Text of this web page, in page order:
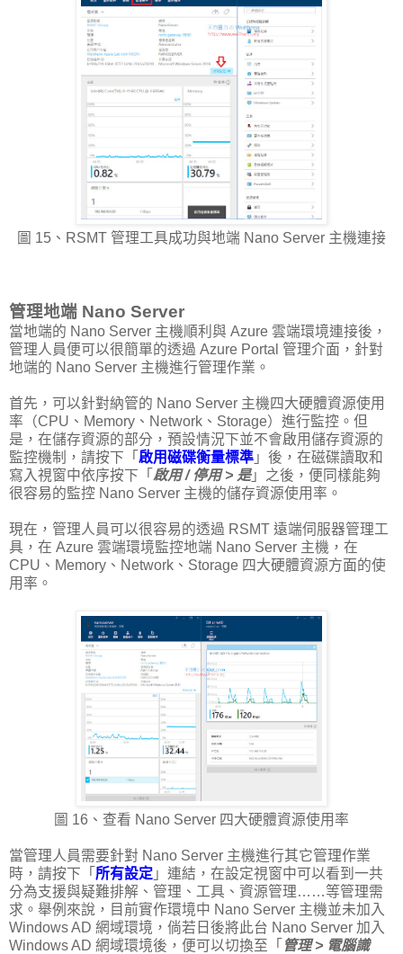
圖 15、RSMT 管理工具成功與地端 Nano Server 主機連接
管理地端 Nano Server
當地端的 Nano Server 主機順利與 Azure 雲端環境連接後，
管理人員便可以很簡單的透過 Azure Portal 管理介面，針對
地端的 Nano Server 主機進行管理作業。
首先，可以針對納管的 Nano Server 主機四大硬體資源使用
率（CPU、Memory、Network、Storage）進行監控。但
是，在儲存資源的部分，預設情況下並不會啟用儲存資源的
監控機制，請按下「 啟用磁碟衡量標準 」後，在磁碟讀取和
寫入視窗中依序按下「 啟用 / 停用 > 是」之後，便同樣能夠
很容易的監控 Nano Server 主機的儲存資源使用率。
現在，管理人員可以很容易的透過 RSMT 遠端伺服器管理工
具，在 Azure 雲端環境監控地端 Nano Server 主機，在
CPU、Memory、Network、Storage 四大硬體資源方面的使
用率。
圖 16、查看 Nano Server 四大硬體資源使用率
當管理人員需要針對 Nano Server 主機進行其它管理作業
時，請按下「 所有設定 」連結，在設定視窗中可以看到一共
分為支援與疑難排解、管理、工具、資源管理……等管理需
求。舉例來說，目前實作環境中 Nano Server 主機並未加入
Windows AD 網域環境，倘若日後將此台 Nano Server 加入
Windows AD 網域環境後，便可以切換至「 管理 > 電腦識